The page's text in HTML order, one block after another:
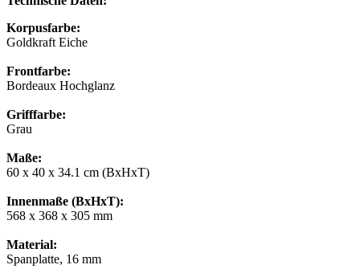
Korpusfarbe:
Goldkraft Eiche
Frontfarbe:
Bordeaux Hochglanz
Grifffarbe:
Grau
Maße:
60 x 40 x 34.1 cm (BxHxT)
Innenmaße (BxHxT):
568 x 368 x 305 mm
Material:
Spanplatte, 16 mm